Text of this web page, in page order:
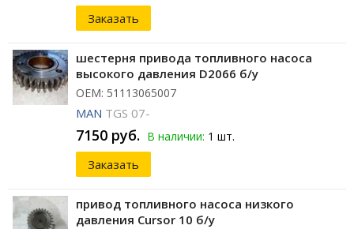
Заказать
шестерня привода топливного насоса
высокого давления D2066 б/у
ОЕМ: 51113065007
MAN TGS 07-
7150 руб. В наличии: 1 шт.
Заказать
привод топливного насоса низкого
давления Cursor 10 б/у